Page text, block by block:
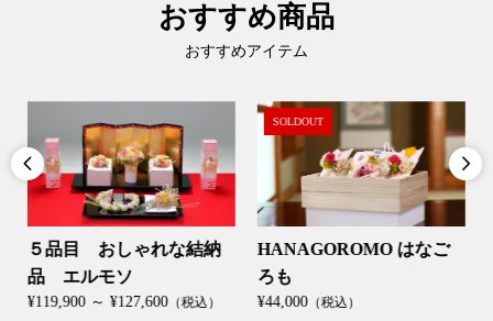
おすすめ商品
おすすめアイテム

５品目 おしゃれな結納
品 エルモソ
¥119,900 ～ ¥127,600（税込）
SOLDOUT
HANAGOROMO はなご
ろも
¥44,000（税込）
